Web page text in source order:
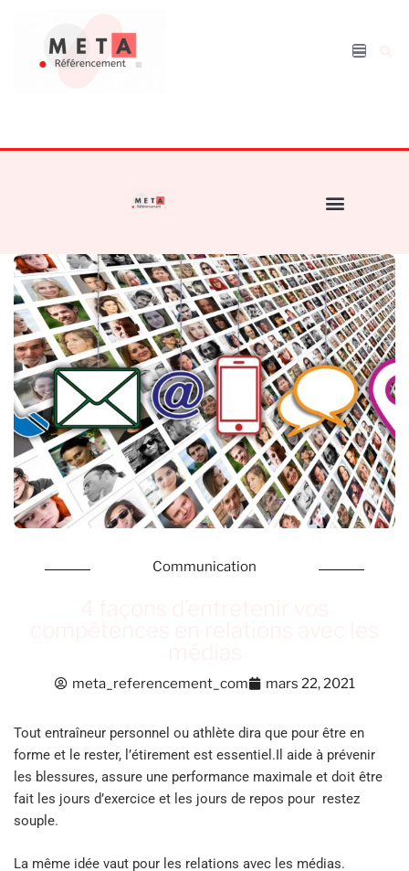
Communication
meta_referencement_com mars 22, 2021
Tout entraîneur personnel ou athlète dira que pour être en
forme et le rester, l’étirement est essentiel.Il aide à prévenir
les blessures, assure une performance maximale et doit être
fait les jours d’exercice et les jours de repos pour restez
souple.
La même idée vaut pour les relations avec les médias.